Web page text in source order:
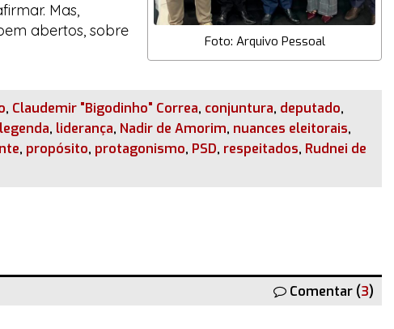
Foto: Arquivo Pessoal
Mas,
abertos, sobre
, Claudemir "Bigodinho" Correa, conjuntura, deputado,
legenda, liderança, Nadir de Amorim, nuances eleitorais,
, propósito, protagonismo, PSD, respeitados, Rudnei de
Comentar (3)